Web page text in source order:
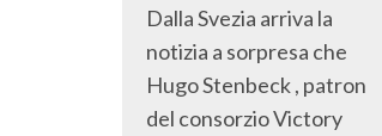
Dalla Svezia arriva la
notizia a sorpresa che
Hugo Stenbeck , patron
del consorzio Victory